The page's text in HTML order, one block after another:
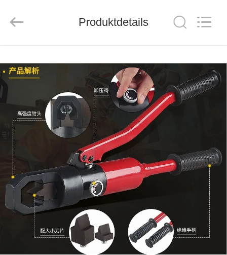
HAUSE
PRODUKTE
ÜBER
UNS
WERKSBESICHTIGUNG
QUALITÄTSKONTROLLE
NEUIGKEITEN
Tools
Co.,Ltd..
Reserved.
Produktdetails